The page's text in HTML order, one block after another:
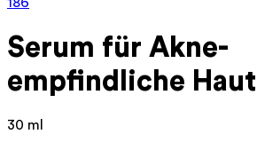
Serum für Akne-
empfindliche Haut
30 ml